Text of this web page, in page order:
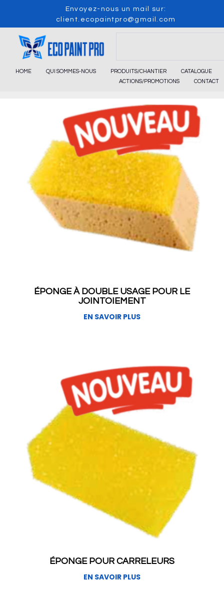
content
Envoyez-nous un mail sur:
client.ecopaintpro@gmail.com
HOME QUI SOMMES-NOUS PRODUITS/CHANTIER
CATALOGUE
ACTIONS/PROMOTIONS
CONTACT
ÉPONGE À DOUBLE USAGE POUR LE
JOINTOIEMENT
EN SAVOIR PLUS
ÉPONGE POUR CARRELEURS
EN SAVOIR PLUS